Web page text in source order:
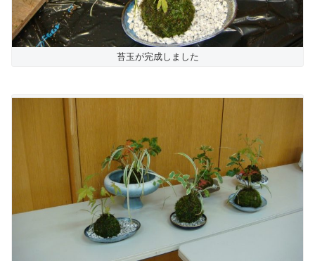
苔玉が完成しました